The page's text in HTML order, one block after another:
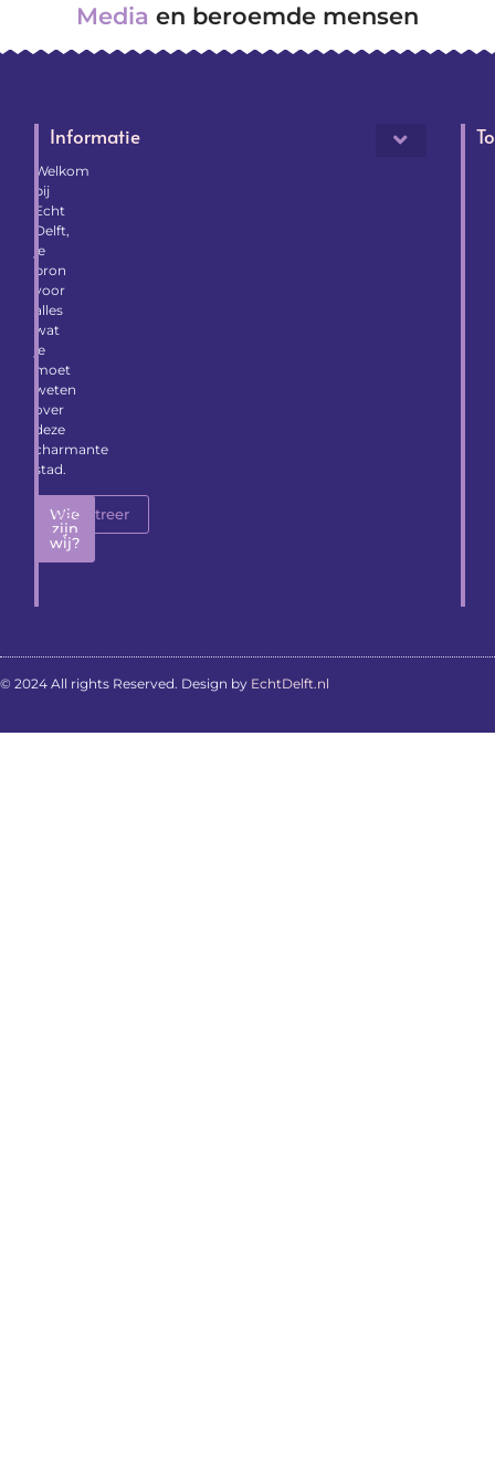
Media en beroemde mensen
Welkom
bij
Echt
Delft,
je
bron
voor
alles
wat
je
moet
weten
over
deze
charmante
stad.
Wie
zijn
wij?
Registreer
Informatie
© 2024 All rights Reserved. Design by EchtDelft.nl